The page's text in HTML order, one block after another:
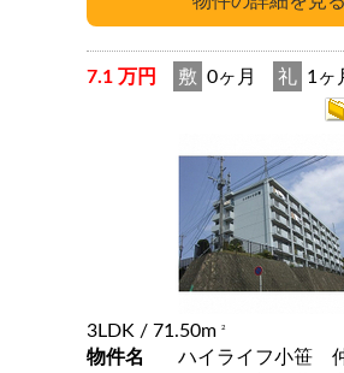
7.1 万円 敷 0ヶ月 礼 1ヶ
3LDK / 71.50m 2
物件名
ハイライフ小笹